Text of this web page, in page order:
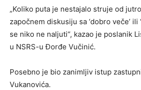
„Koliko puta je nestajalo struje od
započnem diskusiju sa ‘dobro veče’ ili
se niko ne naljuti“, kazao je poslanik
u NSRS-u Đorđe Vučinić.
Posebno je bio zanimljiv istup
Vukanovića.